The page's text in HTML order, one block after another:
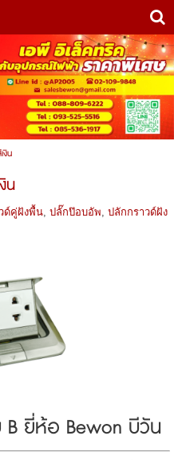
งิน
น
ด์คู่ฝังพื้น, ปลั๊กป๊อบอัพ ปลักกราวด์ฝัง
B ยี่ห้อ Bewon บีวัน